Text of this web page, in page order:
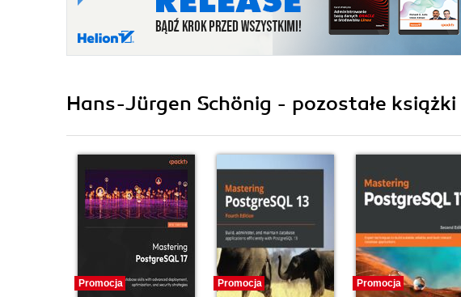
Hans-Jürgen Schönig - pozostałe książki
Promocja Promocja Promocja